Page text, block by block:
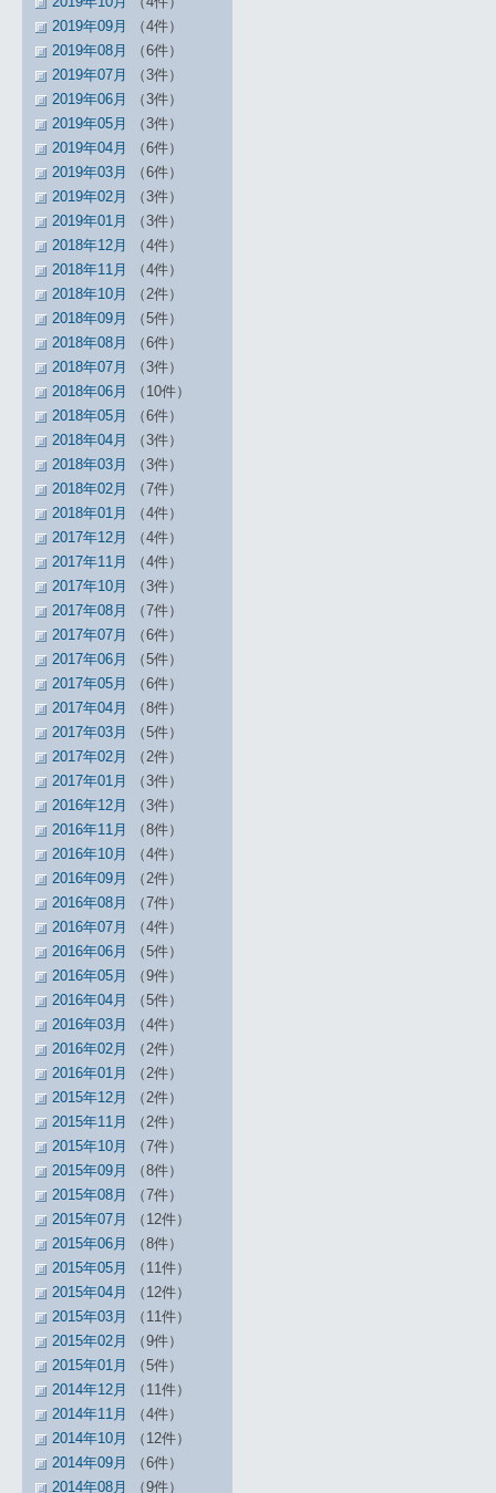
2019年09月
（4件）
2019年08月
（6件）
2019年07月
（3件）
2019年06月
（3件）
2019年05月
（3件）
2019年04月
（6件）
2019年03月
（6件）
2019年02月
（3件）
2019年01月
（3件）
2018年12月
（4件）
2018年11月
（4件）
2018年10月
（2件）
2018年09月
（5件）
2018年08月
（6件）
2018年07月
（3件）
2018年06月
（10件）
2018年05月
（6件）
2018年04月
（3件）
2018年03月
（3件）
2018年02月
（7件）
2018年01月
（4件）
2017年12月
（4件）
2017年11月
（4件）
2017年10月
（3件）
2017年08月
（7件）
2017年07月
（6件）
2017年06月
（5件）
2017年05月
（6件）
2017年04月
（8件）
2017年03月
（5件）
2017年02月
（2件）
2017年01月
（3件）
2016年12月
（3件）
2016年11月
（8件）
2016年10月
（4件）
2016年09月
（2件）
2016年08月
（7件）
2016年07月
（4件）
2016年06月
（5件）
2016年05月
（9件）
2016年04月
（5件）
2016年03月
（4件）
2016年02月
（2件）
2016年01月
（2件）
2015年12月
（2件）
2015年11月
（2件）
2015年10月
（7件）
2015年09月
（8件）
2015年08月
（7件）
2015年07月
（12件）
2015年06月
（8件）
2015年05月
（11件）
2015年04月
（12件）
2015年03月
（11件）
2015年02月
（9件）
2015年01月
（5件）
2014年12月
（11件）
2014年11月
（4件）
2014年10月
（12件）
2014年09月
（6件）
2014年08月
（9件）